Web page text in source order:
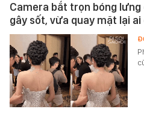
Camera bắt trọn bóng
gây sốt, vừa quay mặt lại